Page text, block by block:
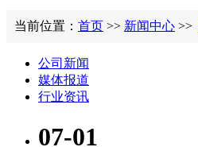
当前位置： 首页 >> 新闻中心 >>
公司新闻
媒体报道
行业资讯
07-01